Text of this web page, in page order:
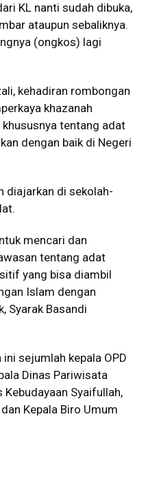
KL nanti sudah dibuka,
ataupun sebaliknya.
(ongkos) lagi
kehadiran rombongan
khazanah
khususnya tentang adat
dengan baik di Negeri
diajarkan di sekolah-
mencari dan
tentang adat
yang bisa diambil
Islam dengan
Syarak Basandi
sejumlah kepala OPD
Dinas Pariwisata
Kebudayaan Syaifullah,
Kepala Biro Umum